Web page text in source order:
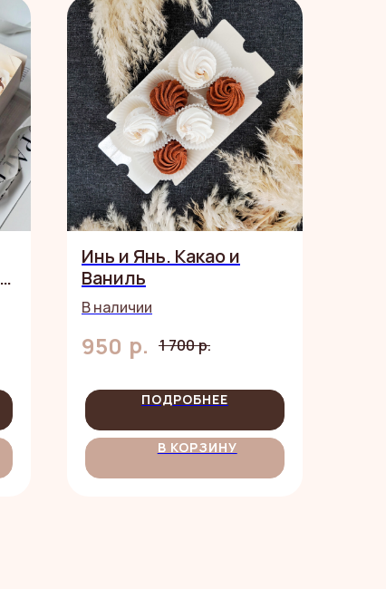
Инь и Янь. Какао и
Ваниль
В наличии
950 р. 1 700р.
ПОДРОБНЕЕ
В КОРЗИНУ